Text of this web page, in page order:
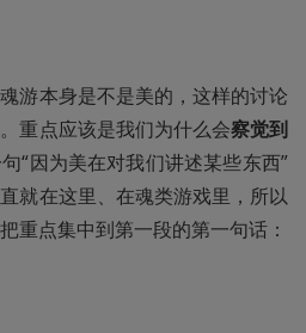
游本身是不是美的，这样的讨论
重点应该是我们为什么会察觉到
“因为美在对我们讲述某些东西”
就在这里、在魂类游戏里，所以
重点集中到第一段的第一句话：